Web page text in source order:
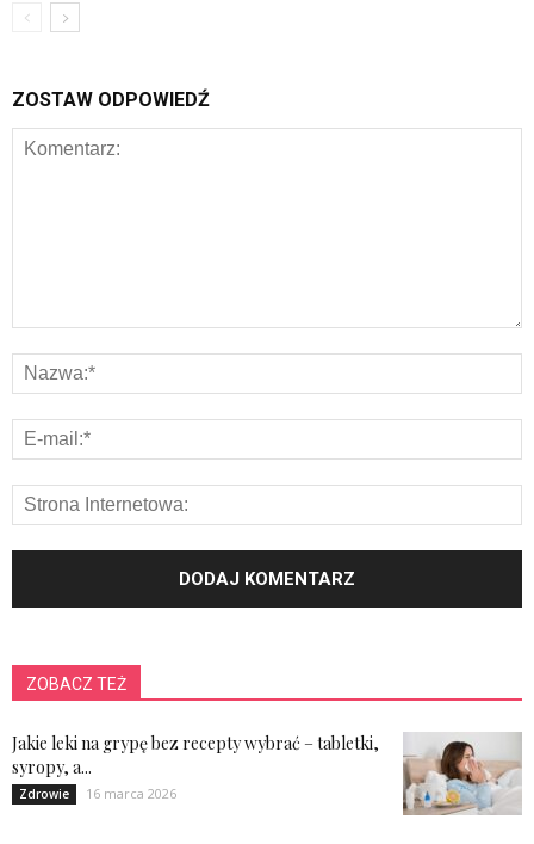
ZOSTAW ODPOWIEDŹ
ZOBACZ TEŻ
Jakie leki na grypę bez recepty wybrać – tabletki,
syropy, a...
Zdrowie 16 marca 2026